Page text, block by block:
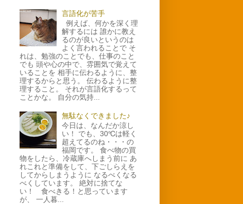
言語化が苦手
例えば、何かを深く理
解するには 誰かに教え
るのが良いというのは
よく言われることで そ
れは、勉強のことでも、仕事のこと
でも 頭や心の中で、雰囲気で覚えて
いることを 相手に伝わるように、整
理するからと思う。 伝わるように整
理すること。 それが言語化するって
ことかな。 自分の気持...
無駄なくできました♪
今日は、なんだか涼し
い！ でも、30℃は軽く
超えてるのね・・・の
福岡です。 食べ物の買
物をしたら、冷蔵庫へしまう前に あ
れこれと準備をして、下ごしらえを
してからしまうように なるべくなる
べくしています。 絶対に捨てな
い！ 食べきる！と思っています
が、 一人暮...